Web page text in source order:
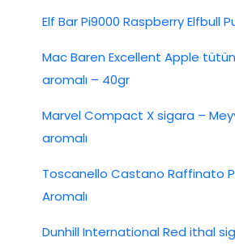
Elf Bar Pi9000 Raspberry Elfbull
Mac Baren Excellent Apple
aromalı – 40gr
Marvel Compact X sigara –
aromalı
Toscanello Castano Raffinato
Aromalı
Dunhill International Red ithal